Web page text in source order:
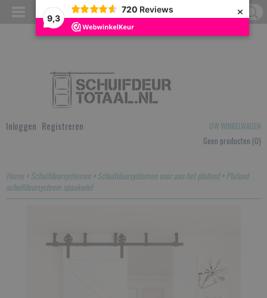
9,3
720 Reviews ×
Inloggen Registreren
UW WINKELWAGEN
Geen producten (0)
Home>Schuifdeursystemen>Schuifdeursystemen voor aan het plafond>Plafond
schuifdeursysteem spaakwiel